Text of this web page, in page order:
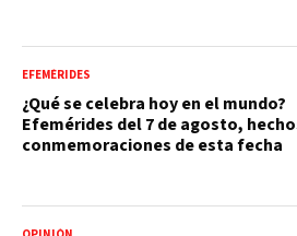
EFEMÉRIDES
¿Qué se celebra hoy en el mundo?
Efemérides del 7 de agosto,
conmemoraciones de esta fecha